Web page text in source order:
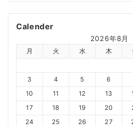
Calender
2026年8月
月 火 水 木
3
4 5 6
10
11 12 13
17
18 19 20
24
25 26 27